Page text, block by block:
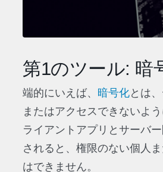
第1のツール: 暗
端的にいえば、 暗号化とは
またはアクセスできないよ
ライアントアプリとサーバ
されると、権限のない個人
はできません。